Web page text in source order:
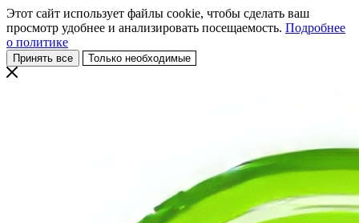
Этот сайт использует файлы cookie, чтобы сделать ваш
просмотр удобнее и анализировать посещаемость. Подробнее
о политике
Принять все Только необходимые